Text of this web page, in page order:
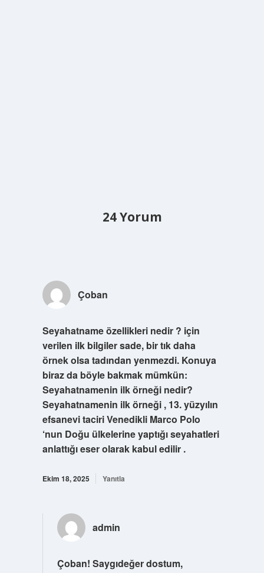
24 Yorum
Çoban
Seyahatname özellikleri nedir ? için
verilen ilk bilgiler sade, bir tık daha
örnek olsa tadından yenmezdi. Konuya
biraz da böyle bakmak mümkün:
Seyahatnamenin ilk örneği nedir?
Seyahatnamenin ilk örneği , 13. yüzyılın
efsanevi taciri Venedikli Marco Polo
‘nun Doğu ülkelerine yaptığı seyahatleri
anlattığı eser olarak kabul edilir .
Ekim 18, 2025 Yanıtla
admin
Çoban! Saygıdeğer dostum,